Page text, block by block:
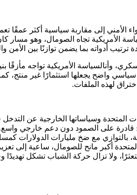
الأمني إلى مقاربة سياسية أكثر
الأمريكية تجاه الصومال، وهو مسار
أدواته بما يضمن توازنًا بين الأمن
وأنالسياسة الأمريكية تواجه مأزقًا
واضح يجعلها استثمارًا غير منتج،
لهذه الملفات.
في البيت الأبيض، لم تنقطع الولايات المتحدة
قادرة على الصمود دون دعم خارجي
بالتوازي مع ضخ مليارات الدولارات
مدى سنوات، كانت الولايات المتحدة أكبر
ولا تزال حركة الشباب تشكل